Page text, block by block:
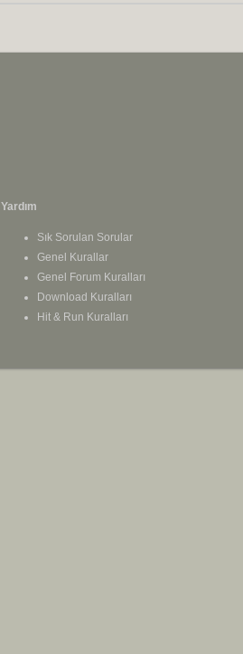
Yardım
Sık Sorulan Sorular
Genel Kurallar
Genel Forum Kuralları
Download Kuralları
Hit & Run Kuralları